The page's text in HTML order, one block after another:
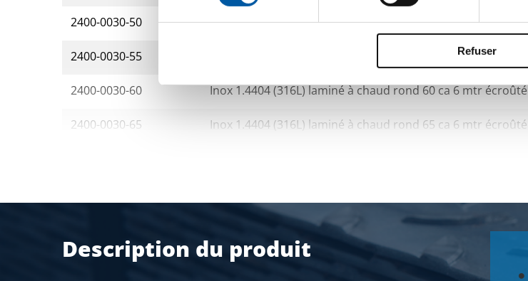
Refuser
2400-0030-50 Inox 1.4404 (316L) laminé à chaud rond 50 ca 6 mtr écroûté
2400-0030-55 Inox 1.4404 (316L) laminé à chaud rond 55 ca 6 mtr écroûté
2400-0030-60 Inox 1.4404 (316L) laminé à chaud rond 60 ca 6 mtr écroûté
2400-0030-65 Inox 1.4404 (316L) laminé à chaud rond 65 ca 6 mtr écroûté
Inox 1.4404 (316L) laminé à chaud rond 80 ca 6 mtr écroûté
2400-0030-85 Inox 1.4404 (316L) laminé à chaud rond 85 ca 6 mtr écroûté
Description du produit